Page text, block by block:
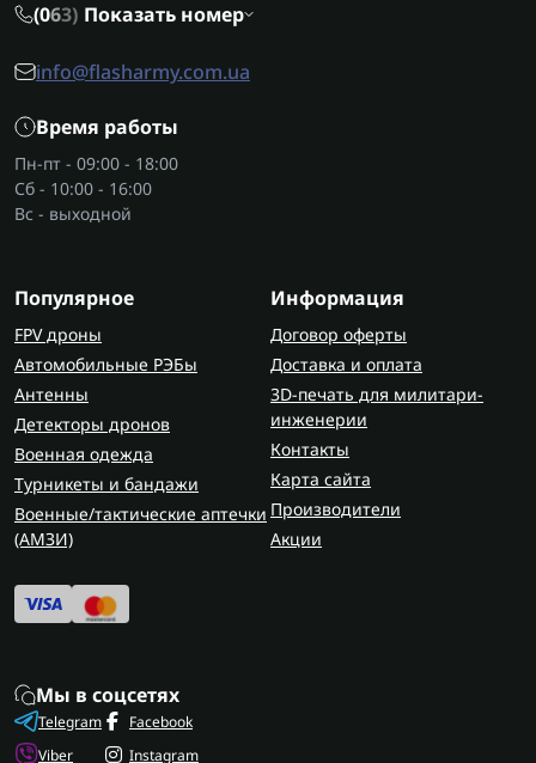
(063) Показать номер
info@flasharmy.com.ua
Время работы
Пн-пт - 09:00 - 18:00
Сб - 10:00 - 16:00
Вс - выходной
Популярное
FPV дроны
Автомобильные РЭБы
Антенны
Детекторы дронов
Военная одежда
Турникеты и бандажи
Военные/тактические аптечки
(AMЗИ)
Информация
Договор оферты
Доставка и оплата
3D-печать для милитари-
инженерии
Контакты
Карта сайта
Производители
Акции
Мы в соцсетях
Telegram
Viber
Facebook
Instagram